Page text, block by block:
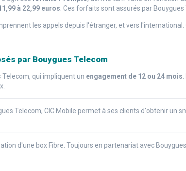
à 22,99 euros . Ces forfaits sont assurés par Bouygues
les appels depuis l'étranger, et vers
par Bouygues Telecom
qui impliquent un engagement de 12 ou 24 mois
Telecom, CIC Mobile permet à ses clients d'obtenir un
d'une box Fibre. Toujours en partenariat avec